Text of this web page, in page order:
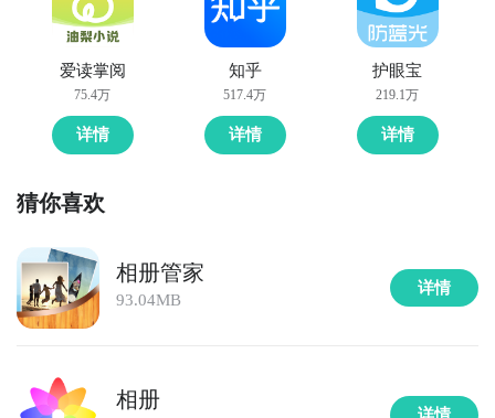
爱读掌阅
75.4万
详情
知乎
517.4万
详情
护眼宝
219.1万
详情
猜你喜欢
相册管家
93.04MB
详情
相册